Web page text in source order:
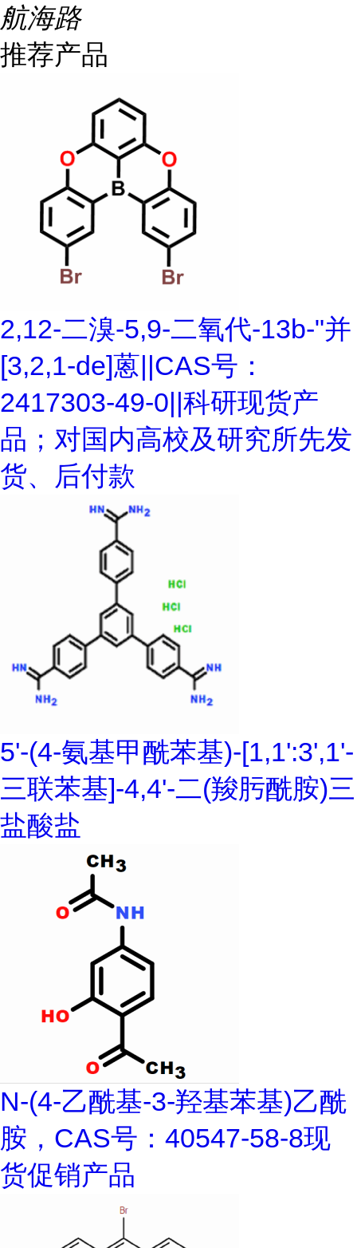
航海路
推荐产品
2,12-二溴-5,9-二氧代-13b-"并
[3,2,1-de]蒽||CAS号：
2417303-49-0||科研现货产
品；对国内高校及研究所先发
货、后付款
5'-(4-氨基甲酰苯基)-[1,1':3',1'-
三联苯基]-4,4'-二(羧肟酰胺)三
盐酸盐
N-(4-乙酰基-3-羟基苯基)乙酰
胺，CAS号：40547-58-8现
货促销产品